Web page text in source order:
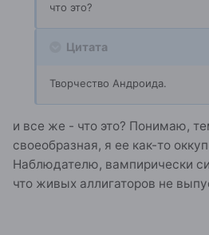
что это?
Цитата
Творчество Андроида.
и все же - что это? Понимаю,
своеобразная, я ее как-то
Наблюдателю, вампирически
что живых аллигаторов не